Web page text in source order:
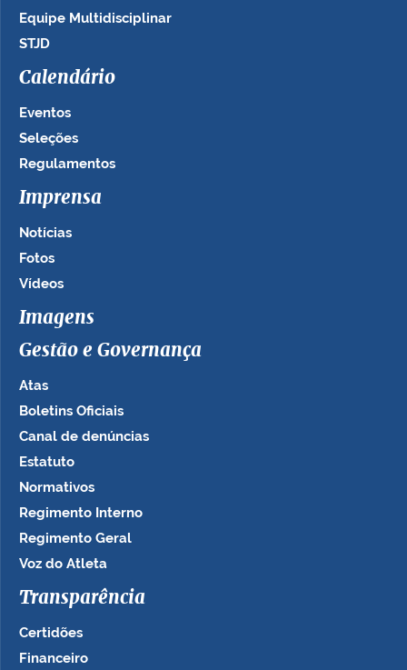
Equipe Multidisciplinar
STJD
Calendário
Eventos
Seleções
Regulamentos
Imprensa
Notícias
Fotos
Vídeos
Imagens
Gestão e Governança
Atas
Boletins Oficiais
Canal de denúncias
Estatuto
Normativos
Regimento Interno
Regimento Geral
Voz do Atleta
Transparência
Certidões
Financeiro